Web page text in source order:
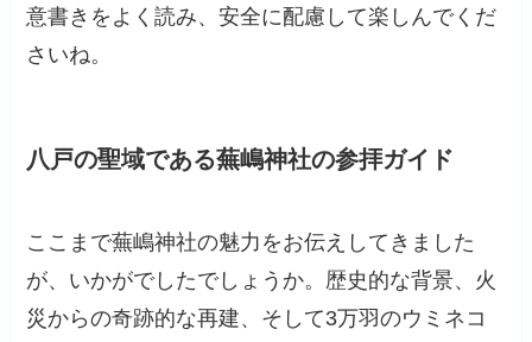
意書きをよく読み、安全に配慮して楽しんでくだ
さいね。
八戸の聖域である蕪嶋神社の参拝ガイド
ここまで蕪嶋神社の魅力をお伝えしてきました
が、いかがでしたでしょうか。歴史的な背景、火
災からの奇跡的な再建、そして3万羽のウミネコ